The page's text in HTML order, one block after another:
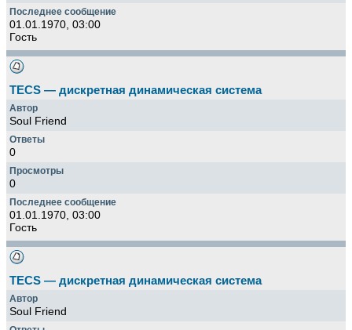
01.01.1970, 03:00
Гость
TECS — дискретная динамическая система
Soul Friend
0
0
01.01.1970, 03:00
Гость
TECS — дискретная динамическая система
Soul Friend